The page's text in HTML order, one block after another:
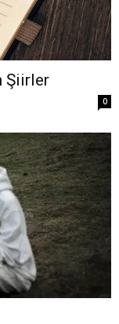
Şiirler
0